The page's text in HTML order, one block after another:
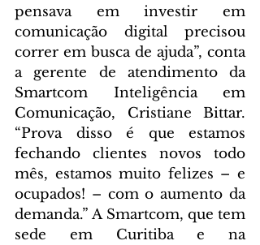
pensava em investir em
comunicação digital precisou
correr em busca de ajuda”, conta
a gerente de atendimento da
Smartcom Inteligência em
Comunicação, Cristiane Bittar.
“Prova disso é que estamos
fechando clientes novos todo
mês, estamos muito felizes – e
ocupados! – com o aumento da
demanda.” A Smartcom, que tem
sede em Curitiba e na